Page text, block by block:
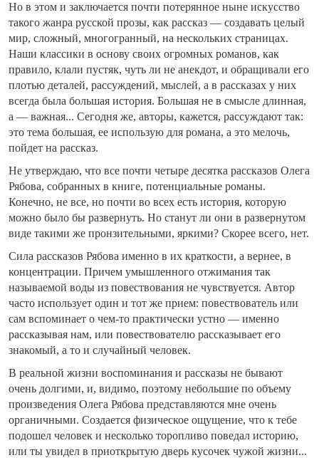
Но в этом и заключается почти потерянное ныне искусство
такого жанра русской прозы, как рассказ — создавать целый
мир, сложный, многогранный, на нескольких страницах.
Наши классики в основу своих огромных романов, как
правило, клали пустяк, чуть ли не анекдот, и обращивали его
плотью деталей, рассуждений, мыслей, а в рассказах у них
всегда была большая история. Большая не в смысле длинная,
а — важная... Сегодня же, авторы, кажется, рассуждают так:
это тема большая, ее использую для романа, а это мелочь,
пойдет на рассказ.
Не утверждаю, что все почти четыре десятка рассказов Олега
Рябова, собранных в книге, потенциальные романы.
Конечно, не все, но почти во всех есть история, которую
можно было бы развернуть. Но станут ли они в развернутом
виде такими же пронзительными, яркими? Скорее всего, нет.
Сила рассказов Рябова именно в их краткости, а вернее, в
концентрации. Причем умышленного отжимания так
называемой воды из повествования не чувствуется. Автор
часто использует один и тот же прием: повествователь или
сам вспоминает о чем-то практически устно — именно
рассказывая нам, или повествователю рассказывает его
знакомый, а то и случайный человек.
В реальной жизни воспоминания и рассказы не бывают
очень долгими, и, видимо, поэтому небольшие по объему
произведения Олега Рябова представляются мне очень
органичными. Создается физическое ощущение, что к тебе
подошел человек и несколько торопливо поведал историю,
или ты увидел в приоткрытую дверь кусочек чужой жизни...